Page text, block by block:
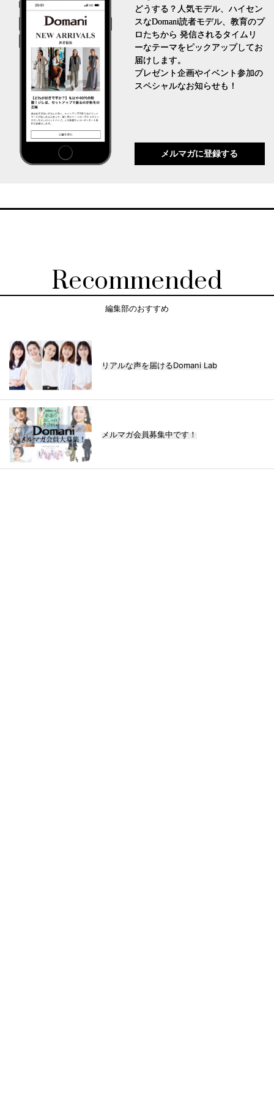
どうする？人気モデル、ハイセン
スなDomani読者モデル、教育のプ
ロたちから 発信されるタイムリ
ーなテーマをピックアップしてお
届けします。
プレゼント企画やイベント参加の
スペシャルなお知らせも！
メルマガに登録する
Recommended
編集部のおすすめ
リアルな声を届けるDomani Lab
メルマガ会員募集中です！